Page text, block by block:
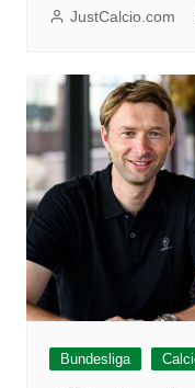
JustCalcio.com
Bundesliga